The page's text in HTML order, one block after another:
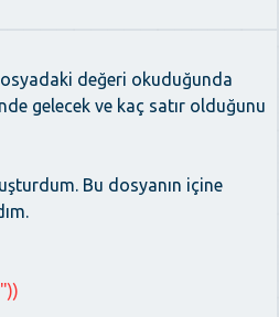
değeri okuduğunda
gelecek ve kaç satır olduğunu
Bu dosyanın içine